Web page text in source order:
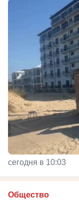
сегодня в 10:03
Общество